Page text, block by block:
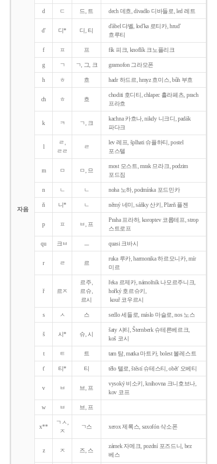
자음
d ㄷ 드, 트 dech 데흐, divadlo 디바들로, led 레트
d' 디* 디, 티
d'ábel 댜벨, lod'ka 로티카, hrud'
흐루티
f ㅍ 프 fík 피크, knoflík 크노플리크
g ㄱ ㄱ, 그, 크 gramofon 그라모폰
h ㅎ 흐 hadr 하드르, hmyz 흐미스, bůh 부흐
ch ㅎ 흐
choditi 호디티, chlapec 흘라페츠, prach
프라흐
k ㅋ ㄱ, 크
kachna 카흐나, nikdy 니크디, padák
파다크
l
ㄹ,
ㄹㄹ
ㄹ
lev 레프, šplhati 슈플하티, postel
포스텔
m ㅁ ㅁ, 므
most 모스트, mrak 므라크, podzim
포드짐
n ㄴ ㄴ noha 노하, podmínka 포드민카
ň 니* ㄴ němý 네미, sáňky 산키, Plzeň 플젠
p ㅍ ㅂ, 프
Praha 프라하, koroptev 코롭테프, strop
스트로프
qu 크ㅂ ㅡ quasi 크바시
r ㄹ 르
ruka 루카, harmonika 하르모니카, mír
미르
ř 르ㅈ
르주,
르슈,
르시
řeka 르제카, námořník 나모르주니크,
hořký 호르슈키,
kouř 코우르시
s ㅅ 스 sedlo 세들로, máslo 마슬로, nos 노스
š 시* 슈, 시
šaty 샤티, Šternberk 슈테른베르크,
koš 코시
t ㅌ 트 tam 탐, matka 마트카, bolest 볼레스트
t' 티* 티 tělo 텔로, štěstí 슈테스티, obět' 오베티
v ㅂ 브, 프
vysoký 비소키, knihovna 크니호브나,
kov 코프
w ㅂ 브, 프
x**
ㄱㅅ,
ㅈ
ㄱ스 xerox 제록스, saxofón 삭소폰
z ㅈ 즈, 스
zámek 자메크, pozdní 포즈드니, bez
베스